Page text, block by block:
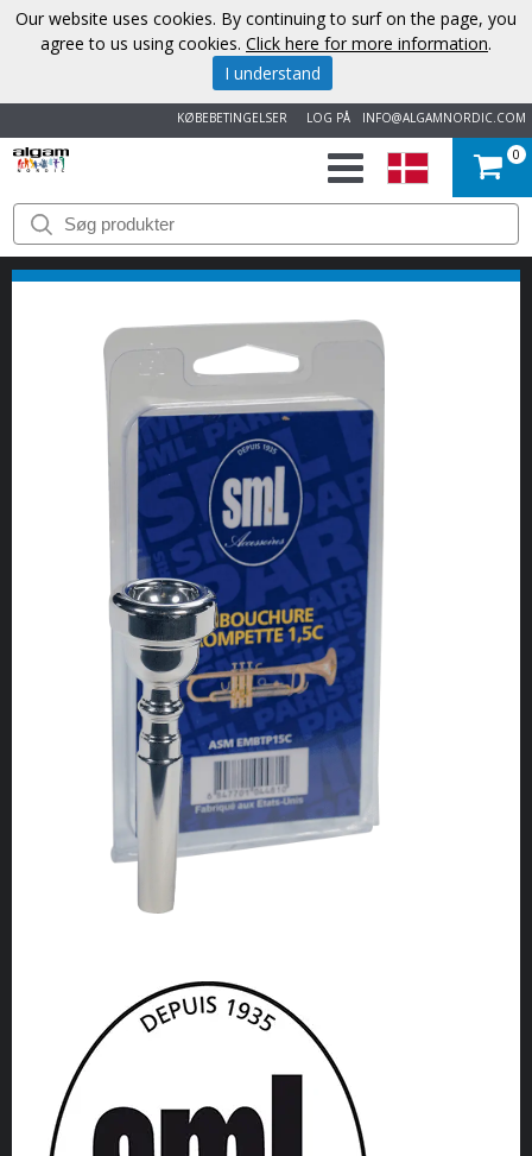
INFO@ALGAMNORDIC.COM
LOG PÅ
KØBEBETINGELSER
START
VAREMÆRKER
NYHEDER
OM
OS
KONTAKT
0
Our website uses cookies. By continuing to surf on the page, you
agree to us using cookies. Click here for more information.
I understand